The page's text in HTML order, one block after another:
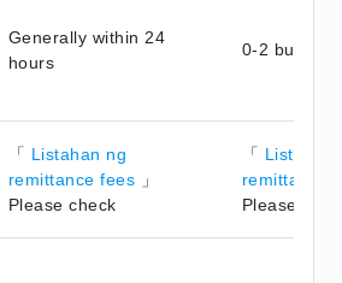
Generally within 24
hours
0-2
「 Listahan ng
remittance fees
」
Please check
「 Listahan
remittance
Please